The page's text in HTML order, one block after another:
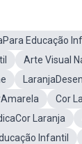
Educação
Arte Visual
Cor
Laranja
Infantil